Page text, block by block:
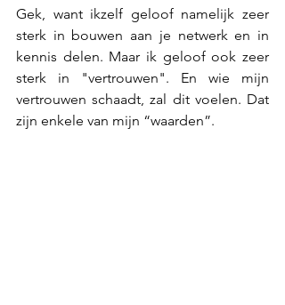
Gek, want ikzelf geloof namelijk zeer
sterk in bouwen aan je netwerk en in
kennis delen. Maar ik geloof ook zeer
sterk in "vertrouwen". En wie mijn
vertrouwen schaadt, zal dit voelen. Dat
zijn enkele van mijn “waarden”.